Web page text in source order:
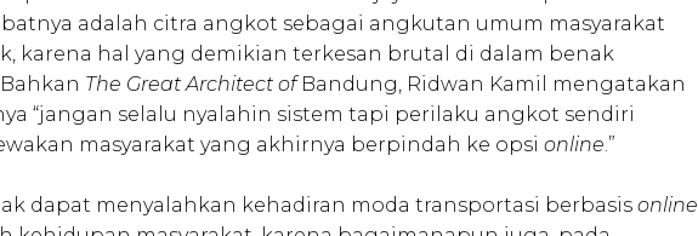
adalah citra angkot sebagai angkutan umum masyarakat
karena hal yang demikian terkesan brutal di dalam benak
The Great Architect of Bandung, Ridwan Kamil mengatakan
“jangan selalu nyalahin sistem tapi perilaku angkot sendiri
masyarakat yang akhirnya berpindah ke opsi online.”
dapat menyalahkan kehadiran moda transportasi berbasis online